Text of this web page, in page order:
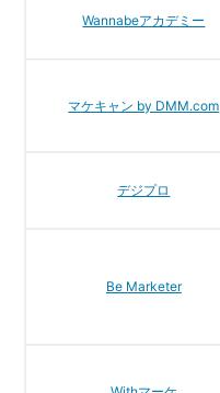
Wannabeアカデミー
マケキャン by DMM.com
デジプロ
Be Marketer